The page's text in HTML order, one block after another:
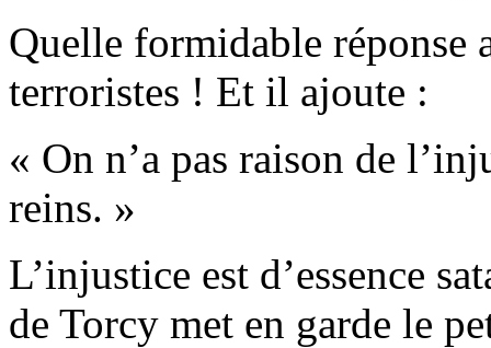
Quelle formidable réponse
terroristes ! Et il ajoute :
« On n’a pas raison de
reins. »
L’injustice est d’essence
de Torcy met en garde le